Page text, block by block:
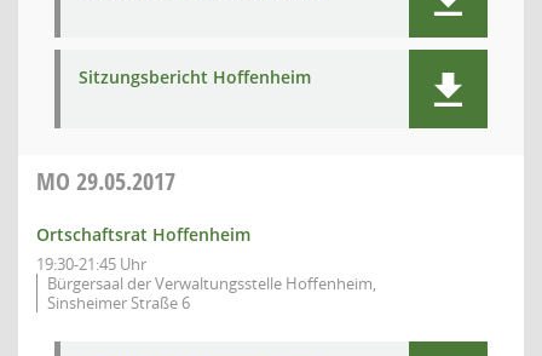
Sitzungsbericht Hoffenheim
MO 29.05.2017
Ortschaftsrat Hoffenheim
19:30-21:45 Uhr
Bürgersaal der Verwaltungsstelle Hoffenheim,
Sinsheimer Straße 6